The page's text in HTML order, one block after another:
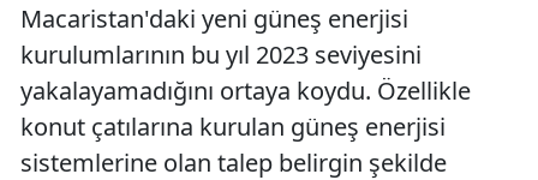
Macaristan'daki yeni güneş enerjisi
kurulumlarının bu yıl 2023 seviyesini
yakalayamadığını ortaya koydu. Özellikle
konut çatılarına kurulan güneş enerjisi
sistemlerine olan talep belirgin şekilde